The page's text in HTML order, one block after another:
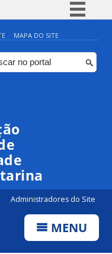
Simplifique!
Comunica BR
Participe
MAPA DO SITE
Administradores do Site
MENU